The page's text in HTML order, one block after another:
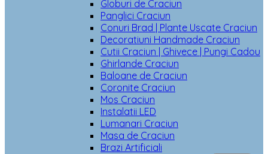
Globuri de Craciun
Panglici Craciun
Conuri Brad | Plante Uscate Craciun
Decoratiuni Handmade Craciun
Cutii Craciun | Ghivece | Pungi Cadou
Ghirlande Craciun
Baloane de Craciun
Coronite Craciun
Mos Craciun
Instalatii LED
Lumanari Craciun
Masa de Craciun
Brazi Artificiali